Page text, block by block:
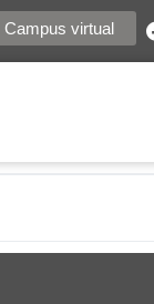
Campus virtual